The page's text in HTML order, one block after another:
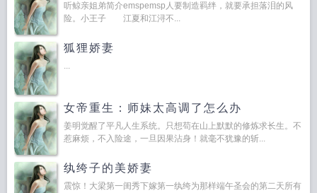
听鲸亲姐弟简介emspemsp人要制造羁绊，就要承担落泪的风
险。小王子 江夏和江浔不...
狐狸娇妻
...
女帝重生：师妹太高调了怎么办
姜明觉醒了平凡人生系统。只想苟在山上默默的修炼求长生。不
惹麻烦，不入险途，一旦因果沾身！就毫不犹豫的斩...
纨绔子的美娇妻
震惊！大梁第一闺秀下嫁第一纨绔为那样端午圣会的第二天所有